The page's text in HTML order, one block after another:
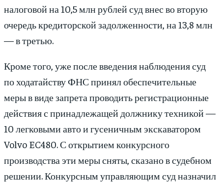
налоговой на 10,5 млн рублей суд внес во вторую
очередь кредиторской задолженности, на 13,8 млн
— в третью.
Кроме того, уже после введения наблюдения суд
по ходатайству ФНС принял обеспечительные
меры в виде запрета проводить регистрационные
действия с принадлежащей должнику техникой —
10 легковыми авто и гусеничным экскаватором
Volvo EC480. С открытием конкурсного
производства эти меры сняты, сказано в судебном
решении. Конкурсным управляющим суд назначил